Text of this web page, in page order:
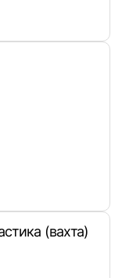
(вахта)